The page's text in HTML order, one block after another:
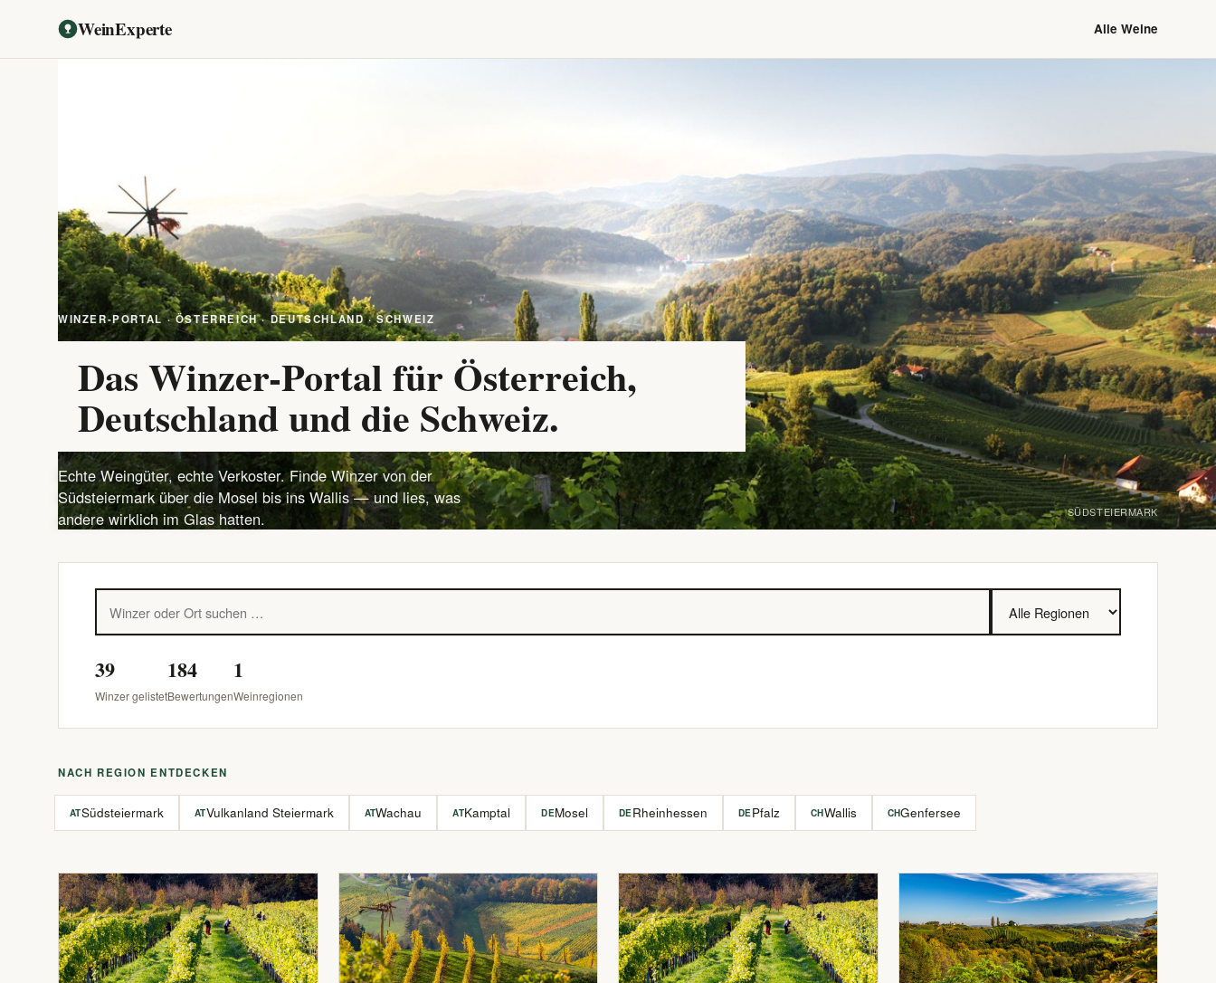
WeinExperte Alle Weine
WINZER-PORTAL · ÖSTERREICH · DEUTSCHLAND · SCHWEIZ
Das Winzer-Portal für Österreich,
Deutschland und die Schweiz.
Echte Weingüter, echte Verkoster. Finde Winzer von der
Südsteiermark über die Mosel bis ins Wallis — und lies, was
andere wirklich im Glas hatten.
SÜDSTEIERMARK
39
Winzer gelistet
184
Bewertungen
1
Weinregionen
NACH REGION ENTDECKEN
ATSüdsteiermark ATVulkanland Steiermark ATWachau ATKamptal DEMosel DE Rheinhessen DE Pfalz CHWallis CHGenfersee